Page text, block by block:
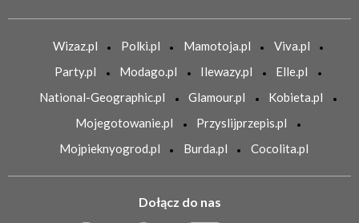
Wizaz.pl Polki.pl Mamotoja.pl
Viva.pl
Party.pl
Modago.pl Ilewazy.pl
Elle.pl
National-Geographic.pl
Glamour.pl
Kobieta.pl
Mojegotowanie.pl
Przyslijprzepis.pl
Mojpieknyogrod.pl
Burda.pl Cocolita.pl
Dołącz do nas